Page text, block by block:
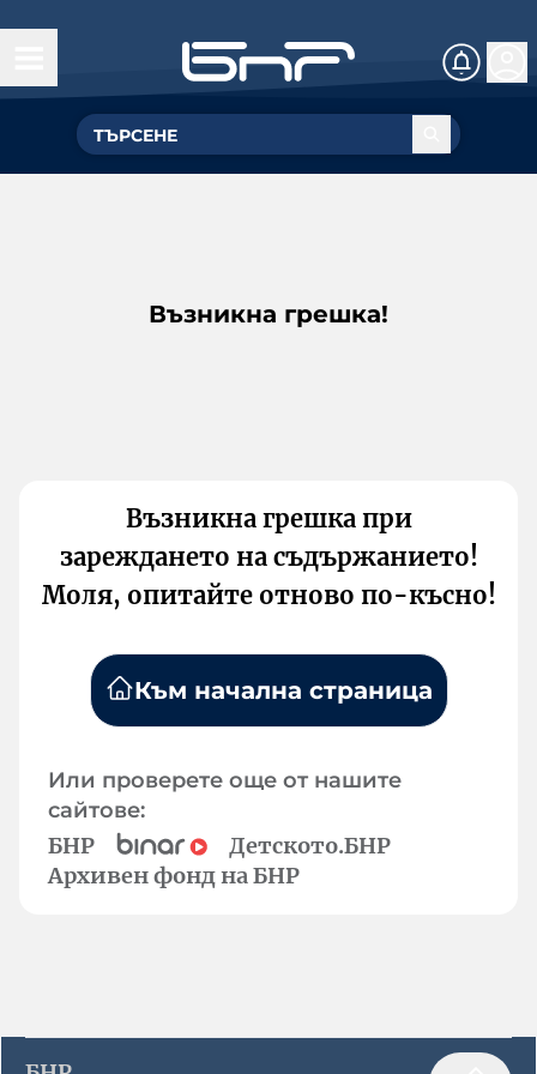
Възникна грешка!
Възникна грешка при
зареждането на съдържанието!
Моля, опитайте отново по-късно!
Към начална страница
Или проверете още от нашите
сайтове:
БНР
Детското.БНР
Архивен фонд на БНР